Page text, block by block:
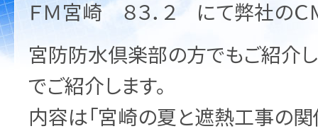
ＦＭ宮崎 ８３．２ にて弊社のＣ
宮防防水倶楽部の方でもご紹介し
でご紹介します。
内容は「宮崎の夏と遮熱工事の関